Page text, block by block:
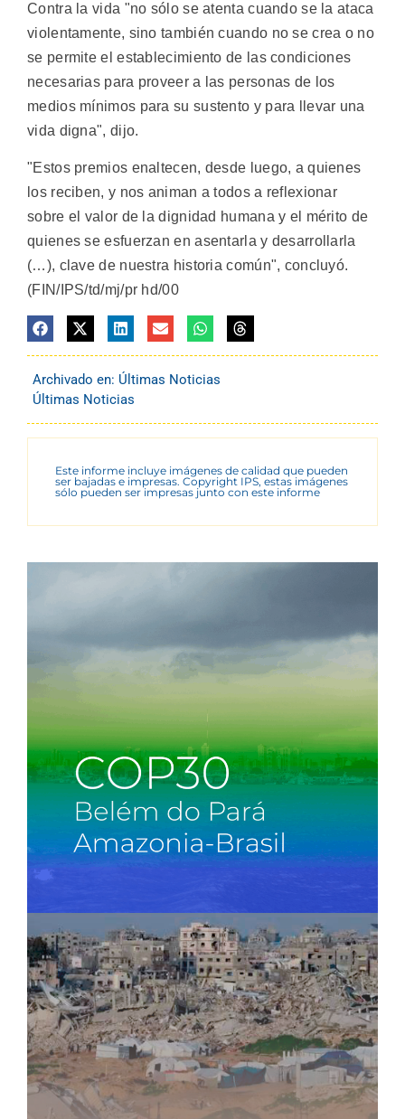
Contra la vida "no sólo se atenta cuando se la ataca
violentamente, sino también cuando no se crea o no
se permite el establecimiento de las condiciones
necesarias para proveer a las personas de los
medios mínimos para su sustento y para llevar una
vida digna", dijo.
"Estos premios enaltecen, desde luego, a quienes
los reciben, y nos animan a todos a reflexionar
sobre el valor de la dignidad humana y el mérito de
quienes se esfuerzan en asentarla y desarrollarla
(…), clave de nuestra historia común", concluyó.
(FIN/IPS/td/mj/pr hd/00
Archivado en: Últimas Noticias
Últimas Noticias
Este informe incluye imágenes de calidad que pueden
ser bajadas e impresas. Copyright IPS, estas imágenes
sólo pueden ser impresas junto con este informe